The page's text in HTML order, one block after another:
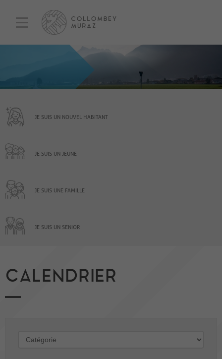
JE SUIS UN NOUVEL HABITANT
JE SUIS UN JEUNE
JE SUIS UNE FAMILLE
JE SUIS UN SENIOR
CALENDRIER